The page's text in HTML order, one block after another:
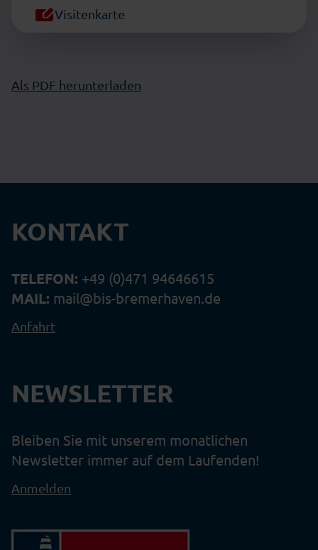
Visitenkarte
Als PDF herunterladen
KONTAKT
TELEFON: +49 (0)471 94646615
MAIL: mail@bis-bremerhaven.de
Anfahrt
NEWSLETTER
Bleiben Sie mit unserem monatlichen
Newsletter immer auf dem Laufenden!
Anmelden